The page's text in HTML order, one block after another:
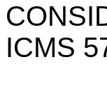
ICMS